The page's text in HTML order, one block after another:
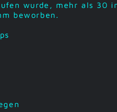
wurde, mehr als 30
beworben.